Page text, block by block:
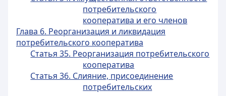
потребительского
кооператива и его членов
Глава 6. Реорганизация и ликвидация
потребительского кооператива
Статья 35. Реорганизация потребительского
кооператива
Статья 36. Слияние, присоединение
потребительских